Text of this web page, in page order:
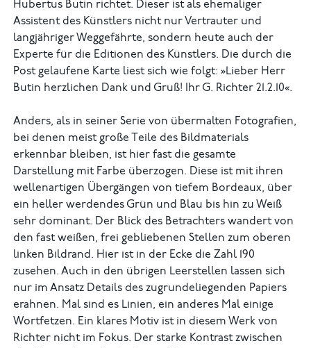
Hubertus Butin richtet. Dieser ist als ehemaliger
Assistent des Künstlers nicht nur Vertrauter und
langjähriger Weggefährte, sondern heute auch der
Experte für die Editionen des Künstlers. Die durch die
Post gelaufene Karte liest sich wie folgt: »Lieber Herr
Butin herzlichen Dank und Gruß! Ihr G. Richter 21.2.10«.
Anders, als in seiner Serie von übermalten Fotografien,
bei denen meist große Teile des Bildmaterials
erkennbar bleiben, ist hier fast die gesamte
Darstellung mit Farbe überzogen. Diese ist mit ihren
wellenartigen Übergängen von tiefem Bordeaux, über
ein heller werdendes Grün und Blau bis hin zu Weiß
sehr dominant. Der Blick des Betrachters wandert von
den fast weißen, frei gebliebenen Stellen zum oberen
linken Bildrand. Hier ist in der Ecke die Zahl 190
zusehen. Auch in den übrigen Leerstellen lassen sich
nur im Ansatz Details des zugrundeliegenden Papiers
erahnen. Mal sind es Linien, ein anderes Mal einige
Wortfetzen. Ein klares Motiv ist in diesem Werk von
Richter nicht im Fokus. Der starke Kontrast zwischen